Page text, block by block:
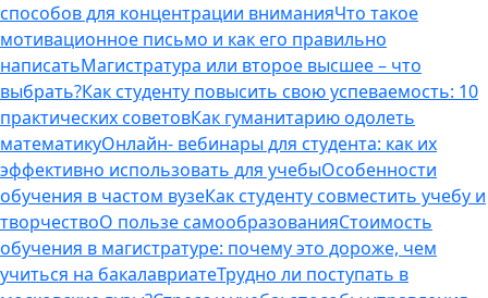
способов для концентрации вниманияЧто такое
мотивационное письмо и как его правильно
написатьМагистратура или второе высшее – что
выбрать?Как студенту повысить свою успеваемость: 10
практических советовКак гуманитарию одолеть
математикуОнлайн- вебинары для студента: как их
эффективно использовать для учебыОсобенности
обучения в частом вузеКак студенту совместить учебу и
творчествоО пользе самообразованияСтоимость
обучения в магистратуре: почему это дороже, чем
учиться на бакалавриатеТрудно ли поступать в